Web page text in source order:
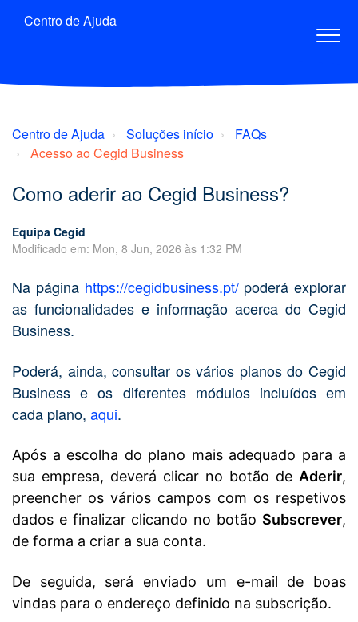
Centro de Ajuda
Centro de Ajuda Soluções início
FAQs
Acesso ao Cegid Business
Como aderir ao Cegid Business?
Equipa Cegid
Modificado em: Mon, 8 Jun, 2026 às 1:32 PM
Na página https://cegidbusiness.pt/poderá explorar
as funcionalidades e informação acerca do Cegid
Business.
Poderá, ainda, consultar os vários planos do Cegid
Business e os diferentes módulos incluídos em
cada plano, aqui.
Após a escolha do plano mais adequado para a
sua empresa, deverá clicar no botão de Aderir,
preencher os vários campos com os respetivos
dados e finalizar clicando no botão Subscrever,
de forma a criar a sua conta.
De seguida, será enviado um e-mail de boas
vindas para o endereço definido na subscrição.